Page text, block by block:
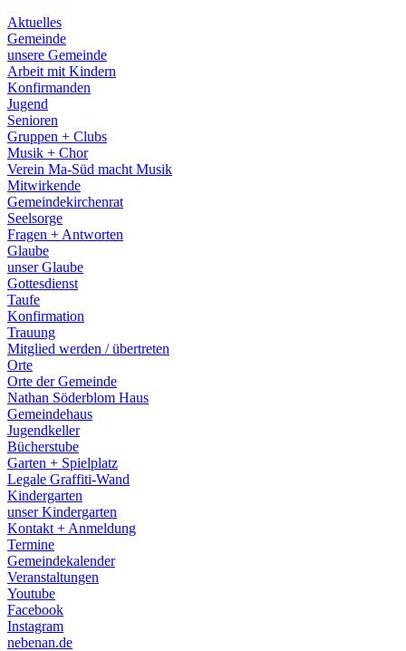
Aktuelles
Gemeinde
unsere Gemeinde
Arbeit mit Kindern
Konfirmanden
Jugend
Senioren
Gruppen + Clubs
Musik + Chor
Verein Ma-Süd macht Musik
Mitwirkende
Gemeindekirchenrat
Seelsorge
Fragen + Antworten
Glaube
unser Glaube
Gottesdienst
Taufe
Konfirmation
Trauung
Mitglied werden / übertreten
Orte
Orte der Gemeinde
Nathan Söderblom Haus
Gemeindehaus
Jugendkeller
Bücherstube
Garten + Spielplatz
Legale Graffiti-Wand
Kindergarten
unser Kindergarten
Kontakt + Anmeldung
Termine
Gemeindekalender
Veranstaltungen
Youtube
Facebook
Instagram
nebenan.de